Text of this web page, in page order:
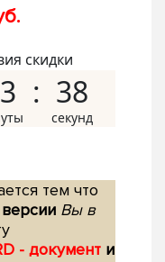
скидки
37
тем что
Вы в
- документ и